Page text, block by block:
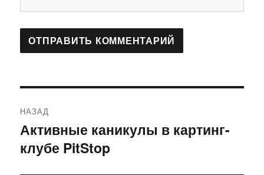
по
записям
НАЗАД
Предыдущая
запись:
Активные каникулы в картинг-
клубе PitStop